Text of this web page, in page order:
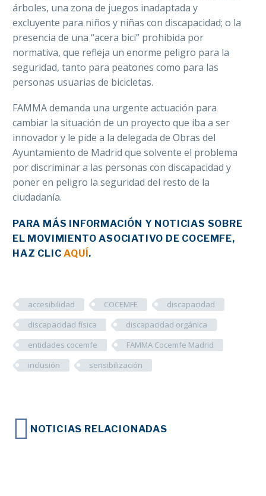
árboles, una zona de juegos inadaptada y
excluyente para niños y niñas con discapacidad; o la
presencia de una “acera bici” prohibida por
normativa, que refleja un enorme peligro para la
seguridad, tanto para peatones como para las
personas usuarias de bicicletas.
FAMMA demanda una urgente actuación para
cambiar la situación de un proyecto que iba a ser
innovador y le pide a la delegada de Obras del
Ayuntamiento de Madrid que solvente el problema
por discriminar a las personas con discapacidad y
poner en peligro la seguridad del resto de la
ciudadanía.
PARA MÁS INFORMACIÓN Y NOTICIAS SOBRE
EL MOVIMIENTO ASOCIATIVO DE COCEMFE,
HAZ CLIC AQUÍ.
accesibilidad COCEMFE
discapacidad
discapacidad física
discapacidad orgánica
entidades cocemfe
FAMMA Cocemfe Madrid
inclusión
sensibilización
NOTICIAS RELACIONADAS